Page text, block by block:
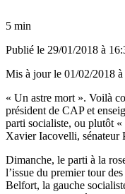
5 min
Publié le 29/01/2018 à
Mis à jour le 01/02/2018
« Un astre mort ». Voilà
président de CAP et
parti socialiste, ou plutôt «
Xavier Iacovelli, sénateur
Dimanche, le parti à la
l’issue du premier tour
Belfort, la gauche